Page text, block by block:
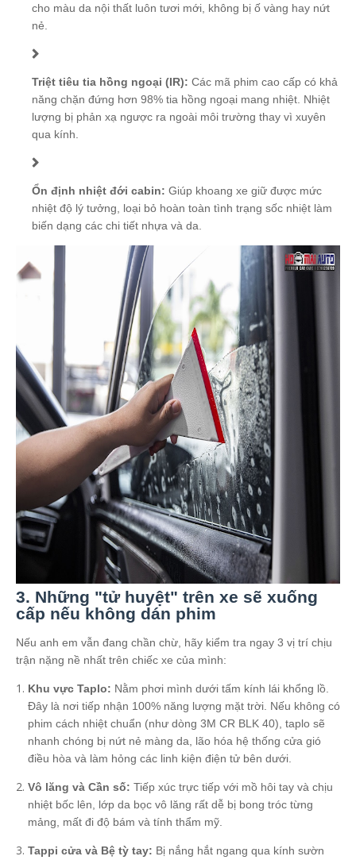
cho màu da nội thất luôn tươi mới, không bị ố vàng hay nứt
nẻ.
Triệt tiêu tia hồng ngoại (IR): Các mã phim cao cấp có khả
năng chặn đứng hơn 98% tia hồng ngoại mang nhiệt. Nhiệt
lượng bị phản xạ ngược ra ngoài môi trường thay vì xuyên
qua kính.
Ổn định nhiệt đới cabin: Giúp khoang xe giữ được mức
nhiệt độ lý tưởng, loại bỏ hoàn toàn tình trạng sốc nhiệt làm
biến dạng các chi tiết nhựa và da.
3. Những "tử huyệt" trên xe sẽ xuống
cấp nếu không dán phim
Nếu anh em vẫn đang chần chừ, hãy kiểm tra ngay 3 vị trí chịu
trận nặng nề nhất trên chiếc xe của mình:
Khu vực Taplo: Nằm phơi mình dưới tấm kính lái khổng lồ.
Đây là nơi tiếp nhận 100% năng lượng mặt trời. Nếu không có
phim cách nhiệt chuẩn (như dòng 3M CR BLK 40), taplo sẽ
nhanh chóng bị nứt nẻ màng da, lão hóa hệ thống cửa gió
điều hòa và làm hỏng các linh kiện điện tử bên dưới.
Vô lăng và Cần số: Tiếp xúc trực tiếp với mồ hôi tay và chịu
nhiệt bốc lên, lớp da bọc vô lăng rất dễ bị bong tróc từng
mảng, mất đi độ bám và tính thẩm mỹ.
Tappi cửa và Bệ tỳ tay: Bị nắng hắt ngang qua kính sườn